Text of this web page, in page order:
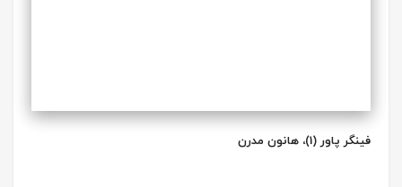
فینگر پاور (1)، هانون مدرن